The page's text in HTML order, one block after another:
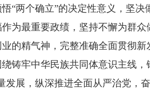
“两个确立”的决定性意义，坚决
为最重要政绩，坚持不懈为群
的精气神，完整准确全面贯彻新
铸牢中华民族共同体意识主线
展，纵深推进全面从严治党，